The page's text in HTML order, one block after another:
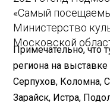
«Самый
Министерство
Московской
Примечательно, что
региона на
Серпухов, Коломна,
Зарайск, Истра,